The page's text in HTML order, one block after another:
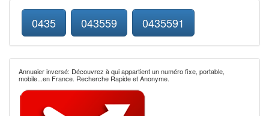
0435 043559 0435591
Annuaier inversé: Découvrez à qui appartient un numéro fixe, portable,
mobile...en France. Recherche Rapide et Anonyme.